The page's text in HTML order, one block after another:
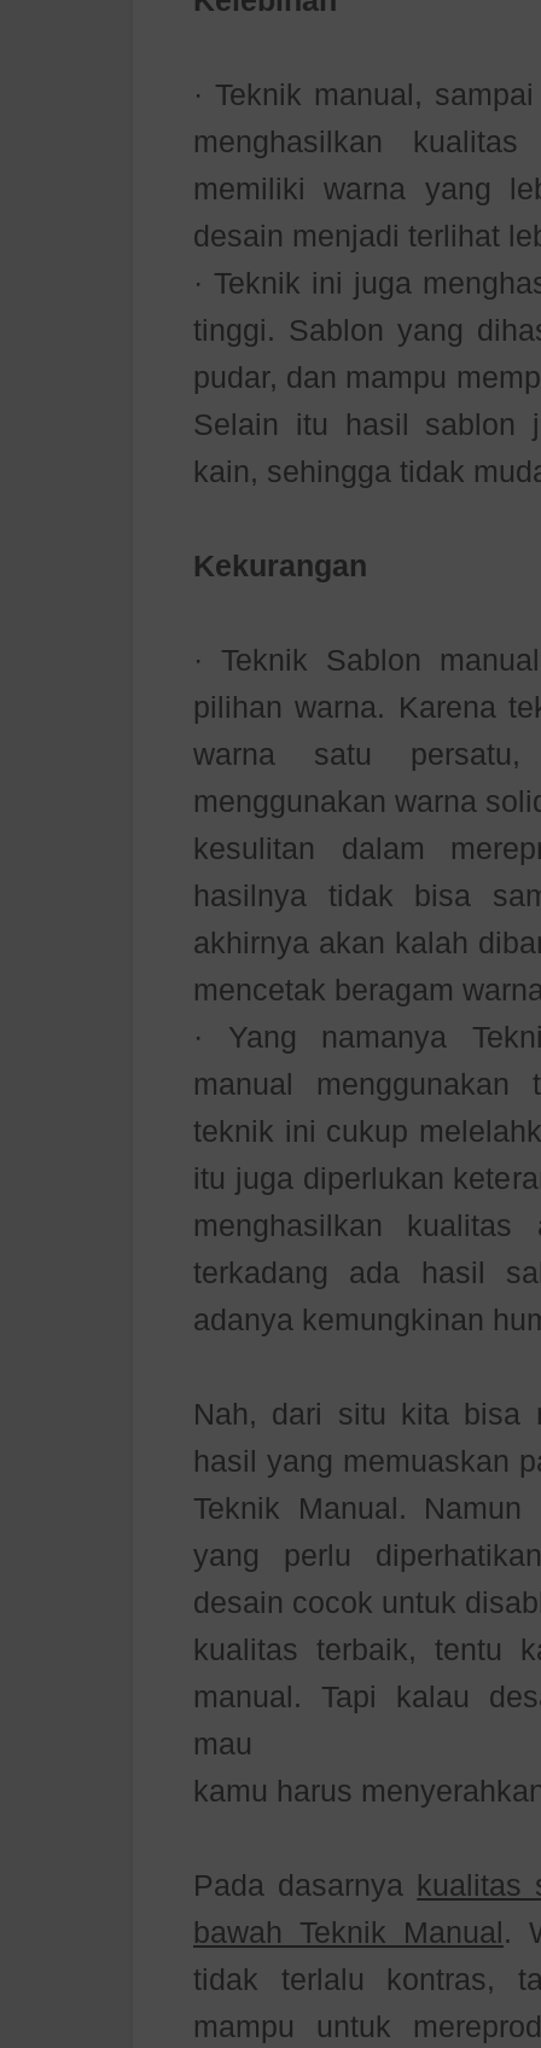
· Teknik manual,
menghasilkan
memiliki warna yang
desain menjadi terlihat
· Teknik ini juga
tinggi. Sablon yang
pudar, dan mampu
Selain itu hasil sablon
kain, sehingga tidak
Kekurangan
· Teknik Sablon
pilihan warna. Karena
warna satu
menggunakan warna
kesulitan dalam
hasilnya tidak bisa
akhirnya akan kalah
mencetak beragam
· Yang namanya
manual menggunakan
teknik ini cukup
itu juga diperlukan
menghasilkan
terkadang ada hasil
adanya kemungkinan
Nah, dari situ kita bisa
hasil yang memuaskan
Teknik Manual.
yang perlu
desain cocok untuk
kualitas terbaik, tentu
manual. Tapi kalau
mau
kamu harus
Pada dasarnya kualitas
bawah Teknik Manual.
tidak terlalu kontras,
mampu untuk